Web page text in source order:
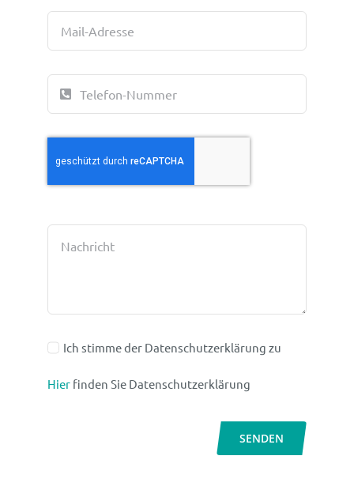
Ich stimme der Datenschutzerklärung zu
Hierfinden Sie Datenschutzerklärung
SENDEN